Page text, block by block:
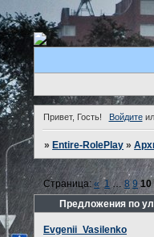
Привет, Гость! Войдите
»Entire-RolePlay »
Предложения по
Страница:« 1 … 8 9 10
Evgenii_Vasilenko